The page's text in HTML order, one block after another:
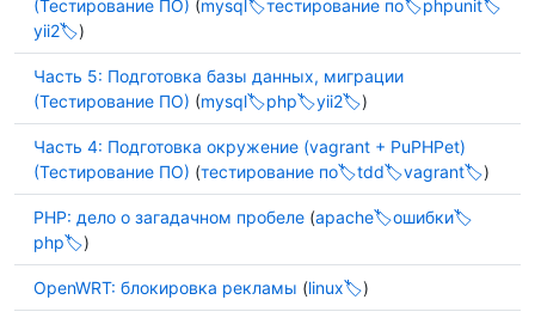
(Тестирование ПО) (mysql тестирование по
phpunit
yii2
)
Часть 5: Подготовка базы данных, миграции
(Тестирование ПО) (mysql php yii2 )
Часть 4: Подготовка окружение (vagrant + PuPHPet)
(Тестирование ПО) (тестирование по tdd vagrant )
PHP: дело о загадачном пробеле (apache
ошибки
php
)
OpenWRT: блокировка рекламы (linux )